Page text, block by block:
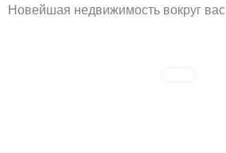
Новейшая недвижимость вокруг вас